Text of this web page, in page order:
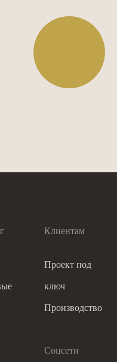
Клиентам
Проект под
ключ
Производство
Соцсети